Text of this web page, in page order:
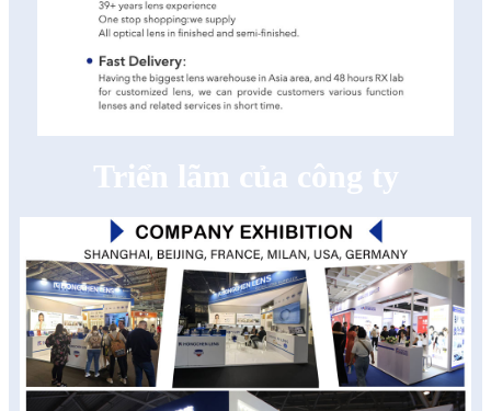
Triển lãm của công ty